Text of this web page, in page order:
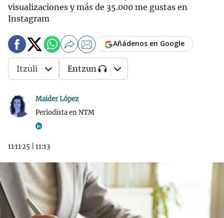
visualizaciones y más de 35.000 me gustas en
Instagram
Maider López
Periodista en NTM
11·11·25 11:13
Añádenos en Google
Itzuli Entzun